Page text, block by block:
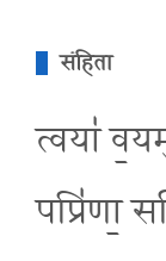
संहिता
त्वया॑
पप्रि॑णा॒